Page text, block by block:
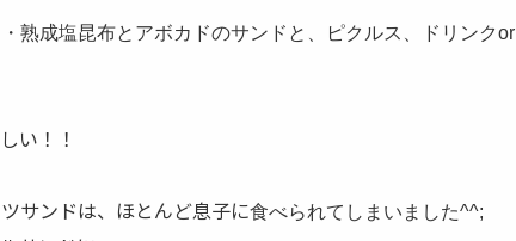
熟成塩昆布とアボカドのサンドと、 ピクルス、
ドリンクor
い！！
サンドは、ほとんど息子に食べられてしまいました^^;